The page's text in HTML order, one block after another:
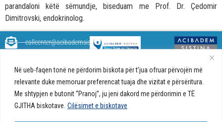
Në ueb-faqen tonë ne përdorim biskota për t’jua ofruar përvojën më
relevante duke memoruar preferencat tuaja dhe vizitat e përsëritura.
Me shtypjen e butonit “Pranoj”, ju jeni dakord me përdorimin e TË
GJITHA biskotave. Cilësimet e biskotave
parandaloni këtë sëmundje, biseduam me Prof. Dr. Çedomir
Dimitrovski, endokrinolog.
këshilla shëndetësore rreth
shëndetit tuaj. Ne kemi krijuar
një ueb portal që do t'ju ofrojë
përgjigjet e pyetjeve tuaja në
callcenter@acibademsistina.mk
Ul. Skupi 5A Shkup
Sistina - Bëhet
fjalë për jetën!